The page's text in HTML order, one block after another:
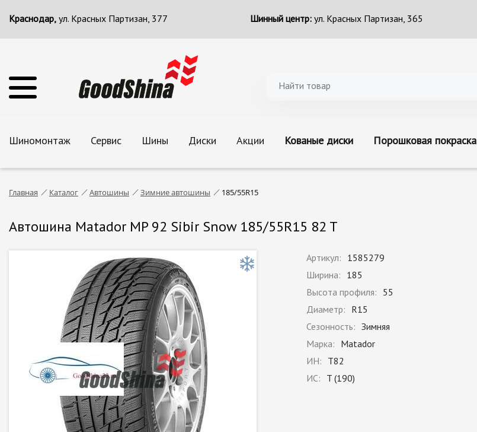
Краснодар, ул. Красных Партизан, 377 Шинный центр:ул. Красных Партизан, 365
Шиномонтаж Сервис Шины Диски Акции Кованые диски Порошковая покраска
Главная Каталог Автошины Зимние автошины 185/55R15
Автошина Matador MP 92 Sibir Snow 185/55R15 82 T
Артикул: 1585279
Ширина: 185
Высота профиля: 55
Диаметр: R15
Сезонность: Зимняя
Марка: Matador
ИН: T82
ИС: T (190)